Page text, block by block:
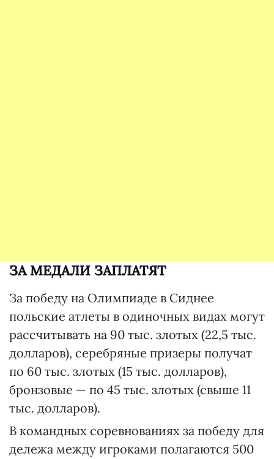
ЗА МЕДАЛИ ЗАПЛАТЯТ
За победу на Олимпиаде в Сиднее
польские атлеты в одиночных видах могут
рассчитывать на 90 тыс. злотых (22,5 тыс.
долларов), серебряные призеры получат
по 60 тыс. злотых (15 тыс. долларов),
бронзовые — по 45 тыс. злотых (свыше 11
тыс. долларов).
В командных соревнованиях за победу для
дележа между игроками полагаются 500